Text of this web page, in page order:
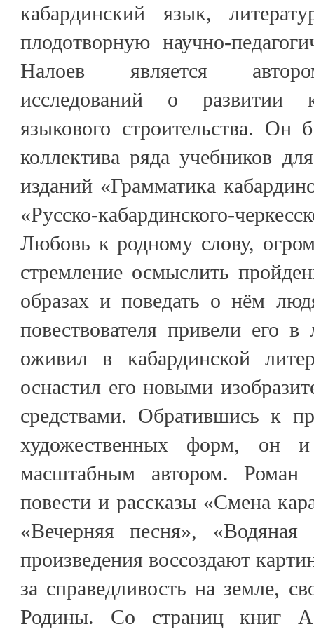
кабардинский язык,
плодотворную научно-
Налоев является
исследований о развитии
языкового строительства. Он
коллектива ряда учебников
изданий «Грамматика
«Русско-кабардинского-
Любовь к родному слову,
стремление осмыслить
образах и поведать о нём
повествователя привели его
оживил в кабардинской
оснастил его новыми
средствами. Обратившись к
художественных форм, он и
масштабным автором. Роман
повести и рассказы «Смена
«Вечерняя песня»,
произведения воссоздают
за справедливость на земле,
Родины. Со страниц книг